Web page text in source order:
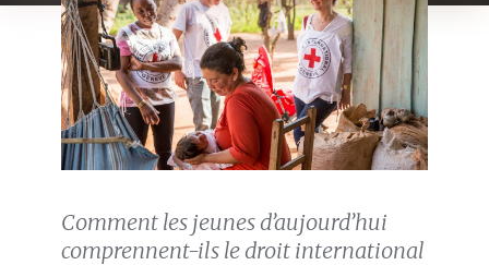
Comment les jeunes d’aujourd’hui
comprennent-ils le droit international